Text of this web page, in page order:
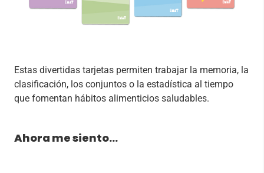
Estas divertidas tarjetas permiten trabajar la memoria, la
clasificación, los conjuntos o la estadística al tiempo
que fomentan hábitos alimenticios saludables.
Ahora me siento…